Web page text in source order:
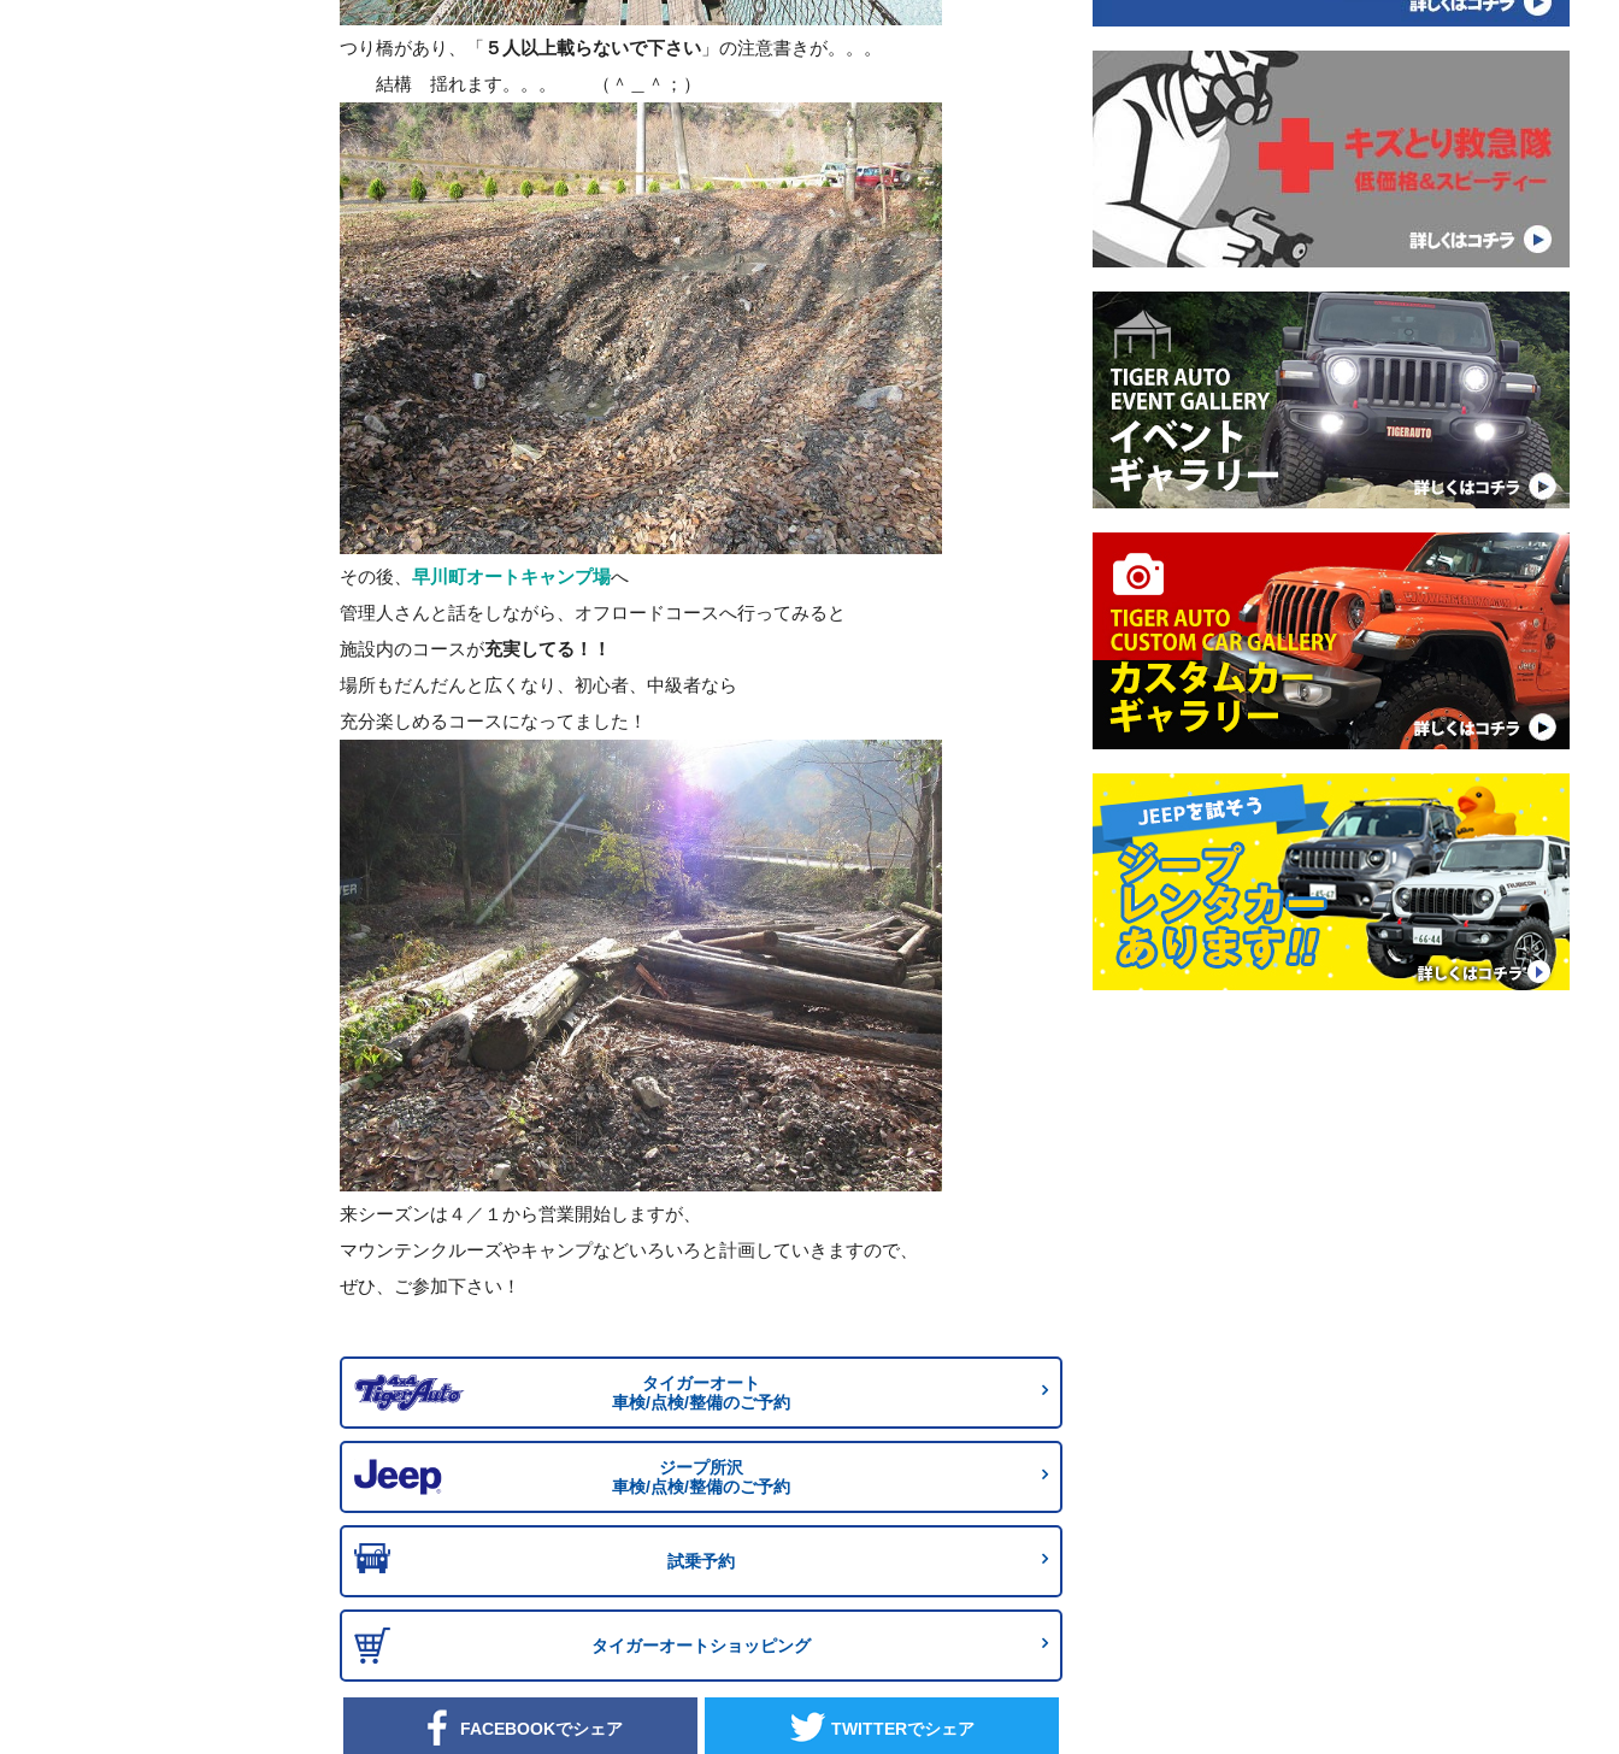
つり橋があり、「 ５人以上載らないで下さい 」の注意書きが。。。
結構 揺れます。。。 （＾＿＾；）
その後、早川町オートキャンプ場へ
管理人さんと話をしながら、オフロードコースへ行ってみると
施設内のコースが充実してる！！
場所もだんだんと広くなり、初心者、中級者なら
充分楽しめるコースになってました！
来シーズンは４／１から営業開始しますが、
マウンテンクルーズやキャンプなどいろいろと計画していきますので、
ぜひ、ご参加下さい！
タイガーオート
車検/点検/整備のご予約
ジープ所沢
車検/点検/整備のご予約
試乗予約
タイガーオートショッピング
FACEBOOKでシェア TWITTERでシェア